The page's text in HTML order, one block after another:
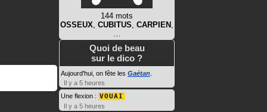
144 mots
OSSEUX, CUBITUS, CARPIEN ,
…
Quoi de beau
sur le dico ?
Aujourd'hui, on fête les Gaétan
Il y a 5 heures
Une flexion : VOUAI
Il y a 5 heures